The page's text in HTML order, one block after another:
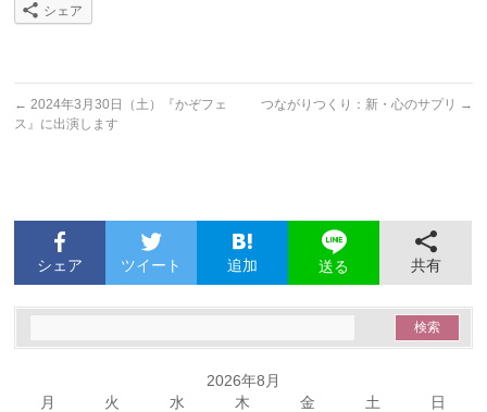
シェア
← 2024年3月30日（土）『かぞフェ
ス』に出演します
つながりつくり：新・心のサプリ →
シェア ツイート 追加 送る 共有
2026年8月
月
火 水 木 金 土 日